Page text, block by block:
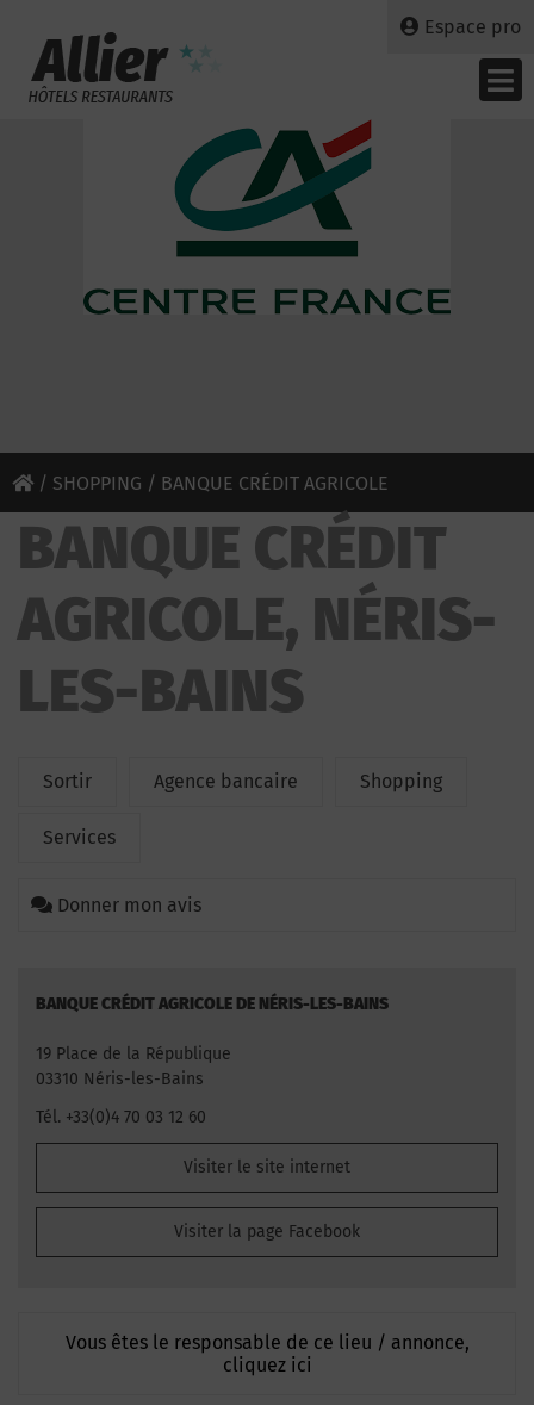
Espace pro
/ SHOPPING / BANQUE CRÉDIT AGRICOLE
BANQUE CRÉDIT
AGRICOLE, NÉRIS-
LES-BAINS
Sortir Agence bancaire Shopping
Services
Donner mon avis
BANQUE CRÉDIT AGRICOLE DE NÉRIS-LES-BAINS
19 Place de la République
03310 Néris-les-Bains
Tél. +33(0)4 70 03 12 60
Visiter le site internet
Visiter la page Facebook
Vous êtes le responsable de ce lieu / annonce,
cliquez ici